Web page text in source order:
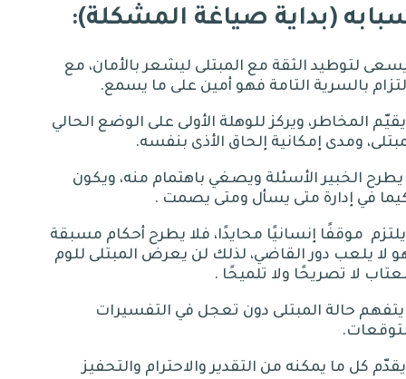
(بداية صياغة المشكلة):
يسعى لتوطيد الثقة مع المبتلى ليشعر بالأمان، مع
بالسرية التامة فهو أمين على ما يسمع.
يقيّم المخاطر، ويركز للوهلة الأولى على الوضع الحالي
ومدى إمكانية إلحاق الأذى بنفسه.
يطرح الخبير الأسئلة ويصغي باهتمام منه، ويكون
في إدارة متى يسأل ومتى يصمت .
موقفًا إنسانيًا محايدًا، فلا يطرح أحكام مسبقة
لا يلعب دور القاضي، لذلك لن يعرض المبتلى للوم
لا تصريحًا ولا تلميحًا .
يتفهم حالة المبتلى دون تعجل في التفسيرات
.
يقدّم كل ما يمكنه من التقدير والاحترام والتحفيز